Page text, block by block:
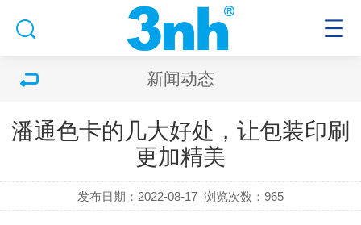
新闻动态
潘通色卡的几大好处，让包装印刷
更加精美
发布日期：2022-08-17 浏览次数：965